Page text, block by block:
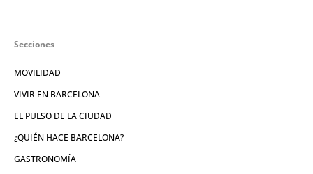
Secciones
MOVILIDAD
VIVIR EN BARCELONA
EL PULSO DE LA CIUDAD
¿QUIÉN HACE BARCELONA?
GASTRONOMÍA